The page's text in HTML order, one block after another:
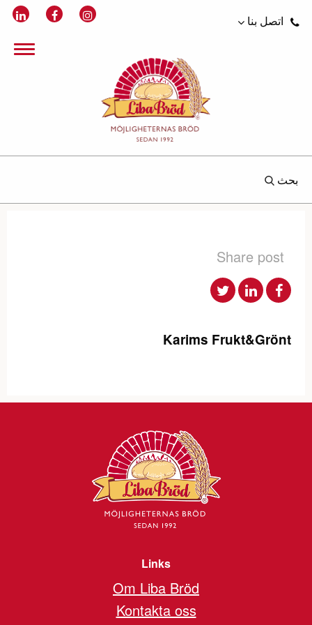
اتصل بنا
بحث
Share post
Karims Frukt&Grönt
Links
Om Liba Bröd
Kontakta oss